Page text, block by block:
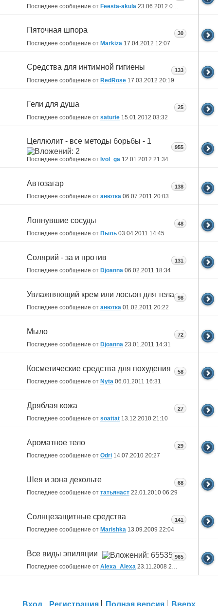
Последнее сообщение от Feesta-akula 23.06.2012 03:13
Пяточная шпора
Последнее сообщение от Markiza 17.04.2012 12:07
30
Средства для интимной гигиены
Последнее сообщение от RedRose 17.03.2012 20:19
133
Гели для душа
Последнее сообщение от saturie 15.01.2012 03:32
25
Целлюлит - все методы борьбы - 1
Последнее сообщение от Ivol_ga 12.01.2012 21:34
955
Автозагар
Последнее сообщение от анютка 06.07.2011 20:03
138
Лопнувшие сосуды
Последнее сообщение от Пыль 03.04.2011 14:45
48
Солярий - за и против
Последнее сообщение от Djoanna 06.02.2011 18:34
131
Увлажняющий крем или лосьон для тела
Последнее сообщение от анютка 01.02.2011 20:22
98
Мыло
Последнее сообщение от Djoanna 23.01.2011 14:31
72
Косметические средства для похудения
Последнее сообщение от Nyta 06.01.2011 16:31
58
Дряблая кожа
Последнее сообщение от soattat 13.12.2010 21:10
27
Ароматное тело
Последнее сообщение от Odri 14.07.2010 20:27
29
Шея и зона декольте
Последнее сообщение от татьянаст 22.01.2010 06:29
68
Солнцезащитные средства
Последнее сообщение от Marishka 13.09.2009 22:04
141
Все виды эпиляции
Последнее сообщение от Alexa_Alexa 23.11.2008 23:06
965